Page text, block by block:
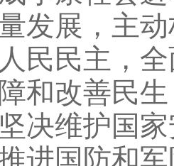
发展，主
民民主，
和改善民
决维护国
进国防和